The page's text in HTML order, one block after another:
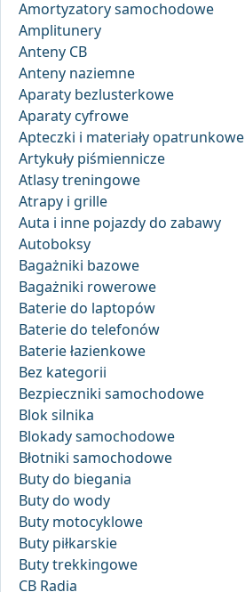
Amortyzatory samochodowe
Amplitunery
Anteny CB
Anteny naziemne
Aparaty bezlusterkowe
Aparaty cyfrowe
Apteczki i materiały opatrunkowe
Artykuły piśmiennicze
Atlasy treningowe
Atrapy i grille
Auta i inne pojazdy do zabawy
Autoboksy
Bagażniki bazowe
Bagażniki rowerowe
Baterie do laptopów
Baterie do telefonów
Baterie łazienkowe
Bez kategorii
Bezpieczniki samochodowe
Blok silnika
Blokady samochodowe
Błotniki samochodowe
Buty do biegania
Buty do wody
Buty motocyklowe
Buty piłkarskie
Buty trekkingowe
CB Radia